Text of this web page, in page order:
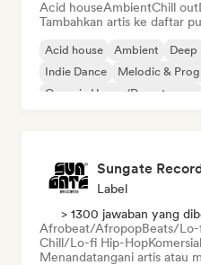
Acid houseAmbientChill out
Tambahkan artis ke daftar
Acid house Ambient Deep
Indie Dance
Melodic &
Organic House/Downtempo
Sungate
Label
> 1300 jawaban yang
Afrobeat/AfropopBeats/
Chill/Lo-fi Hip-Hop
Menandatangani artis atau